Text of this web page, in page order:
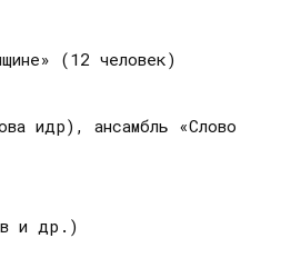
(12 человек)
идр), ансамбль «Слово
и др.)